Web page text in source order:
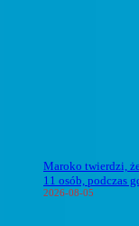
Maroko twierdzi,
11 osób, podczas
2026-08-05